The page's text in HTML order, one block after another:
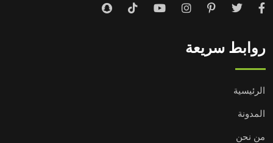
روابط سريعة
الرئيسية
المدونة
من نحن